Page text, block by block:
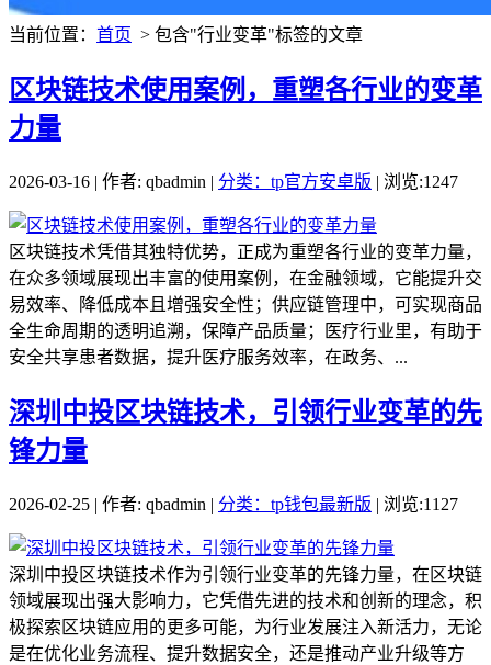
当前位置： 首页 > 包含"行业变革"标签的文章
区块链技术使用案例，重塑各行业的变革
力量
2026-03-16 | 作者: qbadmin | 分类：tp官方安卓版 | 浏览:1247
区块链技术凭借其独特优势，正成为重塑各行业的变革力量，
在众多领域展现出丰富的使用案例，在金融领域，它能提升交
易效率、降低成本且增强安全性；供应链管理中，可实现商品
全生命周期的透明追溯，保障产品质量；医疗行业里，有助于
安全共享患者数据，提升医疗服务效率，在政务、...
深圳中投区块链技术，引领行业变革的先
锋力量
2026-02-25 | 作者: qbadmin | 分类：tp钱包最新版 | 浏览:1127
深圳中投区块链技术作为引领行业变革的先锋力量，在区块链
领域展现出强大影响力，它凭借先进的技术和创新的理念，积
极探索区块链应用的更多可能，为行业发展注入新活力，无论
是在优化业务流程、提升数据安全，还是推动产业升级等方